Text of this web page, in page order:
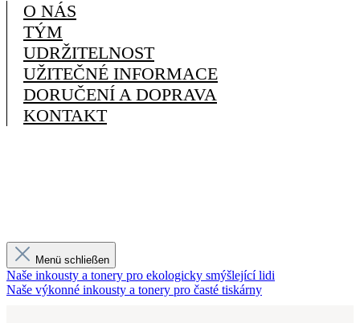
O NÁS
TÝM
UDRŽITELNOST
UŽITEČNÉ INFORMACE
DORUČENÍ A DOPRAVA
KONTAKT
Menü schließen
Naše inkousty a tonery pro ekologicky smýšlející lidi
Naše výkonné inkousty a tonery pro časté tiskárny